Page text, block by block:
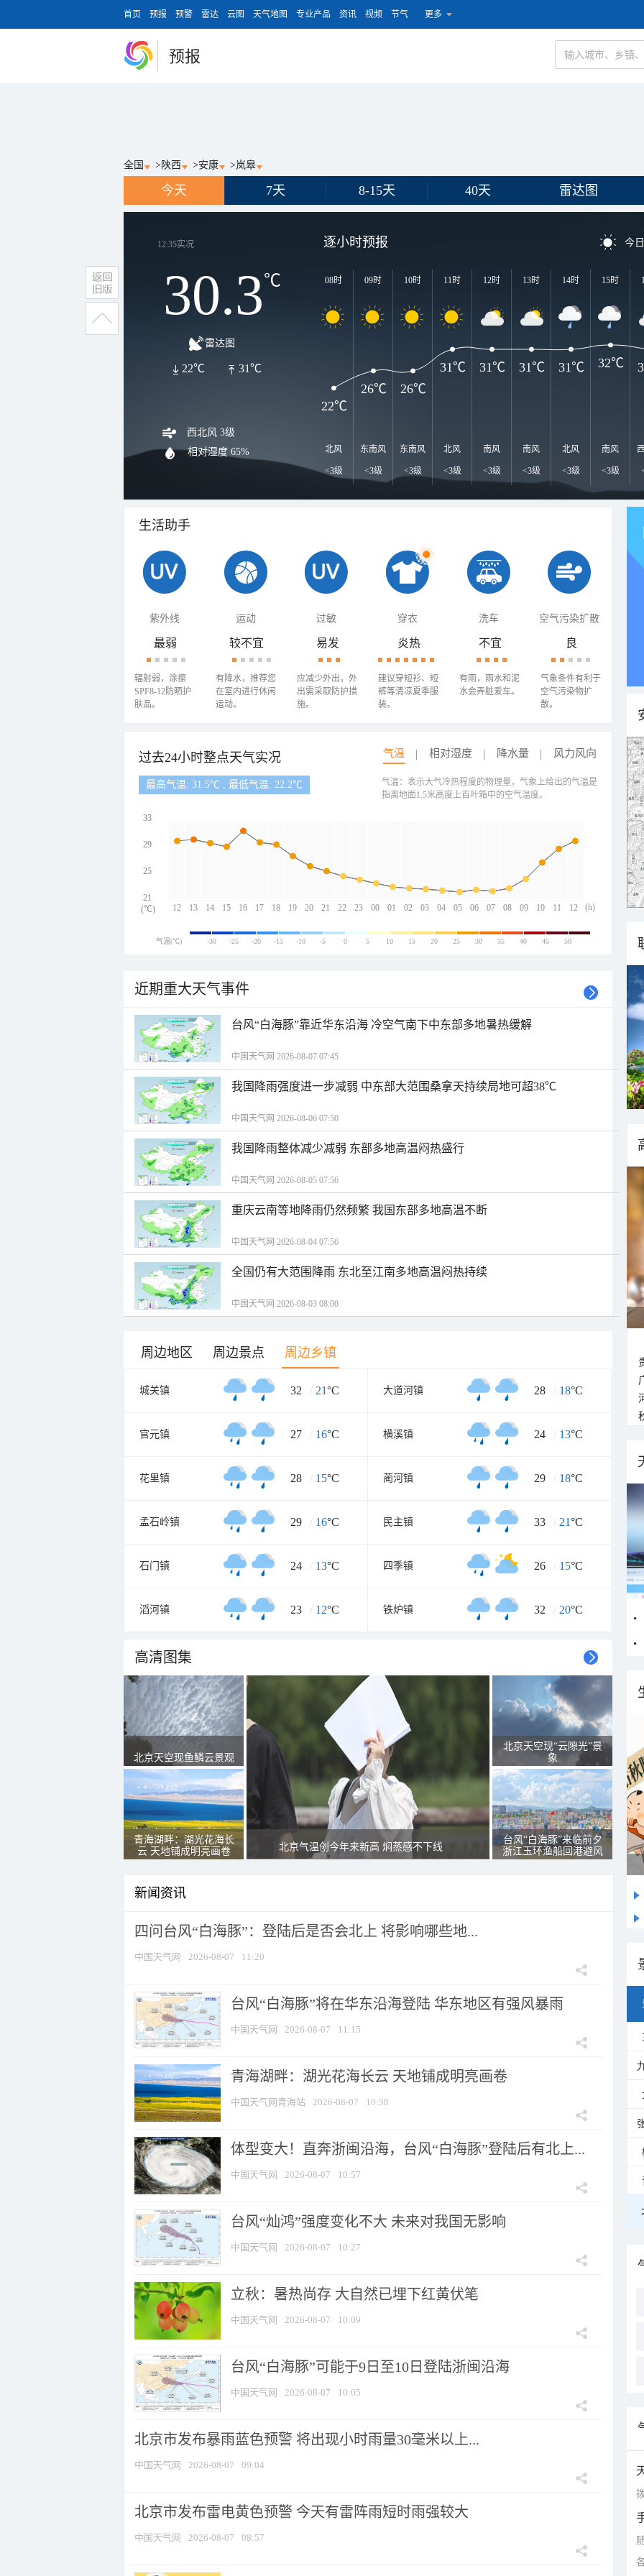
首页 预报 预警 雷达 云图 天气地图 专业产品 资讯 视频 节气 更多
预报
全国 > 陕西 >安康 >岚皋
今天 7天 8-15天 40天 雷达图
12:35实况
30.3℃
雷达图
31℃
22℃
西北风 3级
相对湿度 65%
逐小时预报 今
08时
北风
<3级
09时
东南风
<3级
10时
东南风
<3级
11时
北风
<3级
12时
南风
<3级
13时
南风
<3级
14时
北风
<3级
15时
南风
<3级
22℃
26℃ 26℃
31℃ 31℃ 31℃ 31℃ 32℃
生活助手
紫外线 运动 过敏 穿衣 洗车 空气污染扩散
最弱
辐射弱，涂擦
SPF8-12防晒护
肤品。
较不宜
有降水，推荐您
在室内进行休闲
运动。
易发
应减少外出，外
出需采取防护措
施。
炎热
建议穿短衫、短
裤等清凉夏季服
装。
不宜
有雨，雨水和泥
水会弄脏爱车。
良
气象条件有利于
空气污染物扩
散。
过去24小时整点天气实况 气温 相对湿度 降水量 风力风向
最高气温: 31.5℃ , 最低气温: 22.2℃
12 13 14 15 16 17 18 19 20 21 22 23 00 01 02 03 04 05 06 07 08 09 10 11 12
33
29
25
21
(h)
(℃)
气温：表示大气冷热程度的物理量，气象上给出的气温是
指离地面1.5米高度上百叶箱中的空气温度。
气温(℃) -30 -25 -20 -15 -10 -5 0 5 10 15 20 25 30 35 40 45 50
近期重大天气事件
台风“白海豚”靠近华东沿海 冷空气南下中东部多地暑热缓解
中国天气网 2026-08-07 07:45
我国降雨强度进一步减弱 中东部大范围桑拿天持续局地可超38℃
中国天气网 2026-08-06 07:50
我国降雨整体减少减弱 东部多地高温闷热盛行
中国天气网 2026-08-05 07:56
重庆云南等地降雨仍然频繁 我国东部多地高温不断
中国天气网 2026-08-04 07:56
全国仍有大范围降雨 东北至江南多地高温闷热持续
中国天气网 2026-08-03 08:00
周边地区 周边景点 周边乡镇
城关镇 32 / 21°C 大道河镇 28 / 18°C
官元镇 27 / 16°C 横溪镇 24 / 13°C
花里镇 28 / 15°C 蔺河镇 29 / 18°C
孟石岭镇 29 / 16°C 民主镇 33 / 21°C
石门镇 24 / 13°C 四季镇 26 / 15°C
滔河镇 23 / 12°C 铁炉镇 32 / 20°C
高清图集
北京天空现鱼鳞云景观
青海湖畔：湖光花海长
云 天地铺成明亮画卷
北京气温创今年来新高 焖蒸感不下线
北京天空现“云隙光”景
象
台风“白海豚”来临前夕
浙江玉环渔船回港避风
新闻资讯
四问台风“白海豚”：登陆后是否会北上 将影响哪些地...
中国天气网 2026-08-07 11:20
台风“白海豚”将在华东沿海登陆 华东地区有强风暴雨
中国天气网 2026-08-07 11:15
青海湖畔：湖光花海长云 天地铺成明亮画卷
中国天气网青海站 2026-08-07 10:58
体型变大！直奔浙闽沿海，台风“白海豚”登陆后有北上...
中国天气网 2026-08-07 10:57
台风“灿鸿”强度变化不大 未来对我国无影响
中国天气网 2026-08-07 10:27
立秋：暑热尚存 大自然已埋下红黄伏笔
中国天气网 2026-08-07 10:09
台风“白海豚”可能于9日至10日登陆浙闽沿海
中国天气网 2026-08-07 10:05
北京市发布暴雨蓝色预警 将出现小时雨量30毫米以上...
中国天气网 2026-08-07 09:04
北京市发布雷电黄色预警 今天有雷阵雨短时雨强较大
中国天气网 2026-08-07 08:57